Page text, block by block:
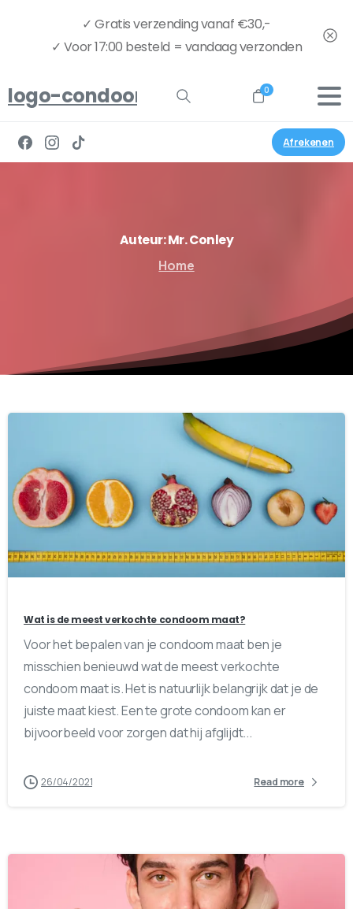
✓ Gratis verzending vanaf €30,-
✓ Voor 17:00 besteld = vandaag verzonden
logo-condoom.nu-full 0
Afrekenen
Auteur:Mr.Conley
Home
Wat is de meest verkochte condoom maat?
Voor het bepalen van je condoom maat ben je
misschien benieuwd wat de meest verkochte
condoom maat is. Het is natuurlijk belangrijk dat je de
juiste maat kiest. Een te grote condoom kan er
bijvoorbeeld voor zorgen dat hij afglijdt...
26/04/2021 Read more